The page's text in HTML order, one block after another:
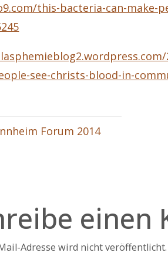
this-bacteria-can-make-
see-christs-blood-in-
Forum 2014
einen
Adresse wird nicht veröffentlicht.